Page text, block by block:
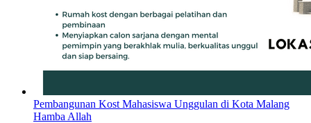
Pembangunan Kost Mahasiswa Unggulan di Kota Malang
Hamba Allah